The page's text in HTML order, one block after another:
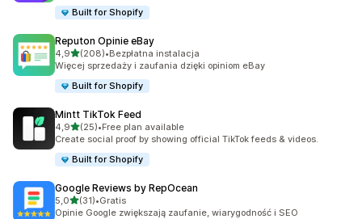
Built for Shopify
Reputon Opinie eBay
4,9na 5 gwiazdek
(208)
Łączna liczba recenzji: 208
•Bezpłatna instalacja
Więcej sprzedaży i zaufania dzięki opiniom eBay
Built for Shopify
Mintt TikTok Feed
4,9na 5 gwiazdek
(25)
Łączna liczba recenzji: 25
•Free plan available
Create social proof by showing official TikTok feeds & videos.
Built for Shopify
Google Reviews by RepOcean
5,0na 5 gwiazdek
(31)
Łączna liczba recenzji: 31
•Gratis
Opinie Google zwiększają zaufanie, wiarygodność i SEO